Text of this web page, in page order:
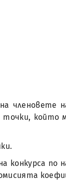
членовете
който
по